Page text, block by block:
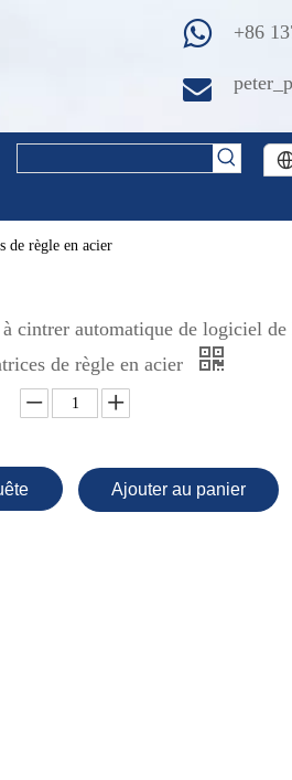
+86
de règle en acier
cintrer automatique de logiciel de
de règle en acier
Ajouter au panier